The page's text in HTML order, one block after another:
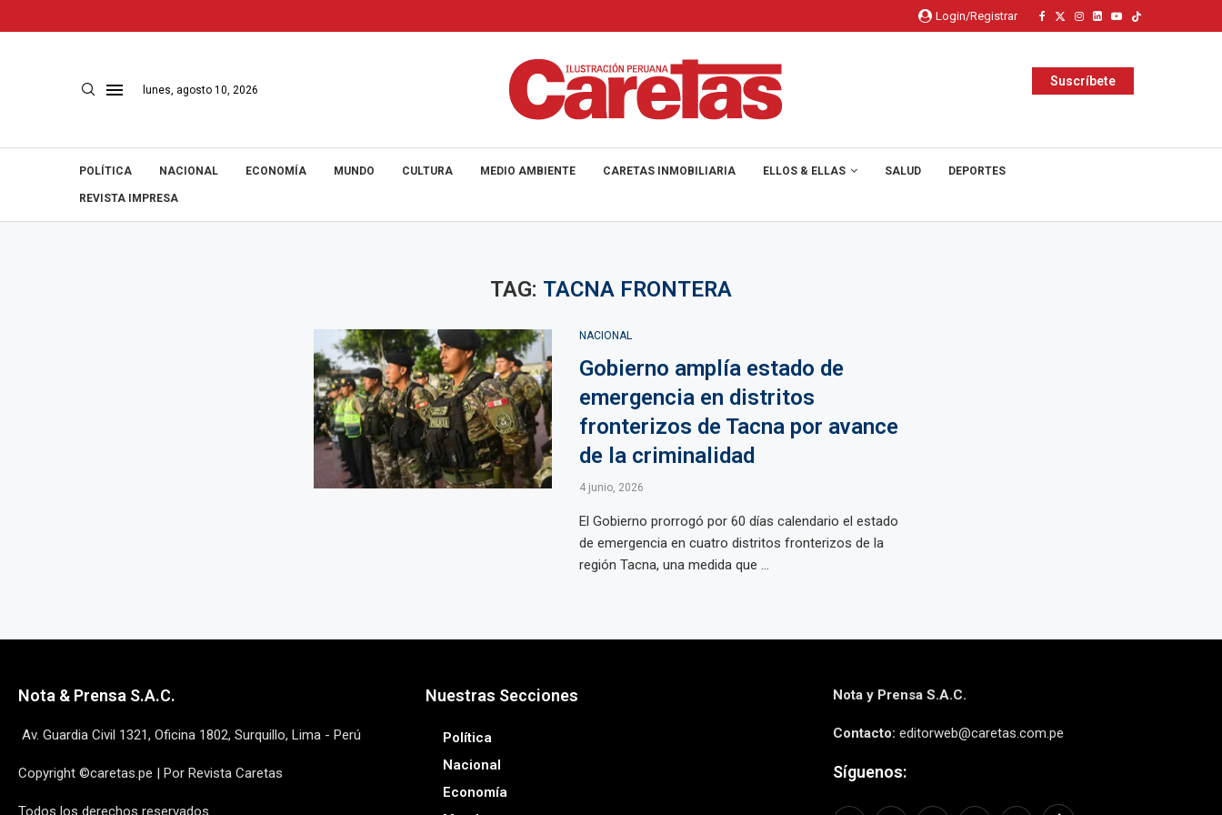
Login/Registrar
lunes, agosto 10, 2026
Suscríbete
POLÍTICA NACIONAL ECONOMÍA MUNDO CULTURA MEDIO AMBIENTE CARETAS INMOBILIARIA ELLOS & ELLAS SALUD DEPORTES
REVISTA IMPRESA
TAG: TACNA FRONTERA
NACIONAL
Gobierno amplía estado de
emergencia en distritos
fronterizos de Tacna por avance
de la criminalidad
4 junio, 2026
El Gobierno prorrogó por 60 días calendario el estado
de emergencia en cuatro distritos fronterizos de la
región Tacna, una medida que ...
Nota & Prensa S.A.C.
Av. Guardia Civil 1321, Oficina 1802, Surquillo, Lima - Perú
Copyright ©caretas.pe | Por Revista Caretas
Todos los derechos reservados
Nuestras Secciones
Política
Nacional
Economía
Nota y Prensa S.A.C.
Contacto: editorweb@caretas.com.pe
Síguenos: